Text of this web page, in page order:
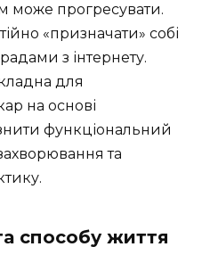
може прогресувати.
«призначати» собі
з інтернету.
для
на основі
функціональний
та
способу життя